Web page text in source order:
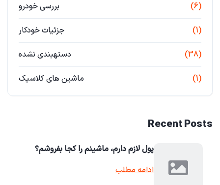
بررسی خودرو (6)
جزئیات خودکار (1)
دستهبندی نشده (38)
ماشین های کلاسیک (1)
Recent Posts
پول لازم دارم، ماشینم را کجا بفروشم؟
ادامه مطلب